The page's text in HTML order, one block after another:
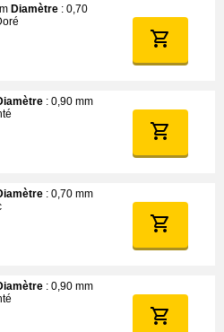
Diamètre : 0,70
: 0,90 mm
: 0,70 mm
: 0,90 mm